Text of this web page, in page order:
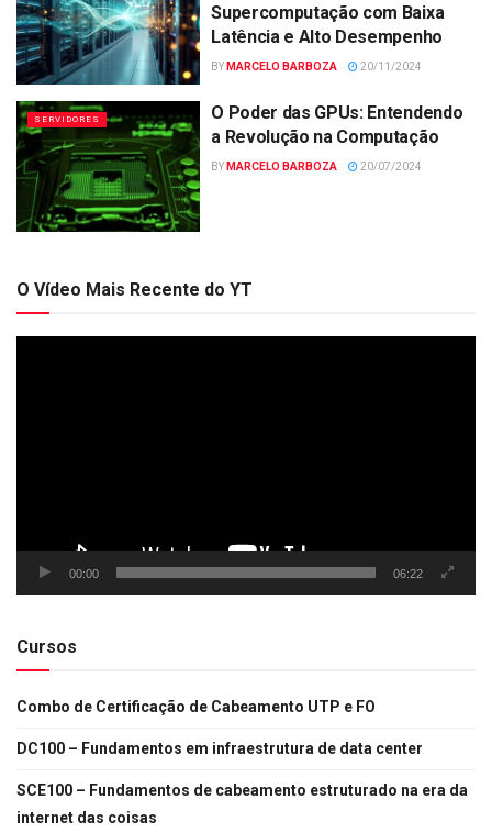
Supercomputação com Baixa
Latência e Alto Desempenho
BY MARCELO BARBOZA 20/11/2024
SERVIDORES
O Poder das GPUs: Entendendo
a Revolução na Computação
BY MARCELO BARBOZA 20/07/2024
O Vídeo Mais Recente do YT
00:00 06:22
Cursos
Combo de Certificação de Cabeamento UTP e FO
DC100 – Fundamentos em infraestrutura de data center
SCE100 – Fundamentos de cabeamento estruturado na era da
internet das coisas